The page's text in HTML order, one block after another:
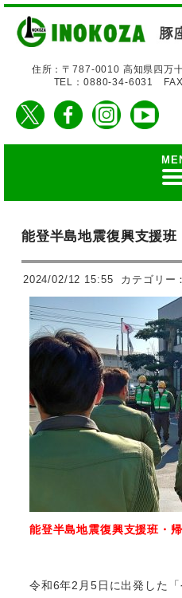
住所：〒787-0010 高知県四万
TEL：0880-34-6031
能登半島地震復興支援班
2024/02/12 15:55 カテゴリー：
能登半島地震復興支援班・帰
令和6年2月5日に出発した